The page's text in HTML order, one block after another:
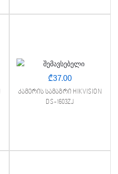
₾37.00
კამერის სამაგრი HIKVISION
DS-1603ZJ